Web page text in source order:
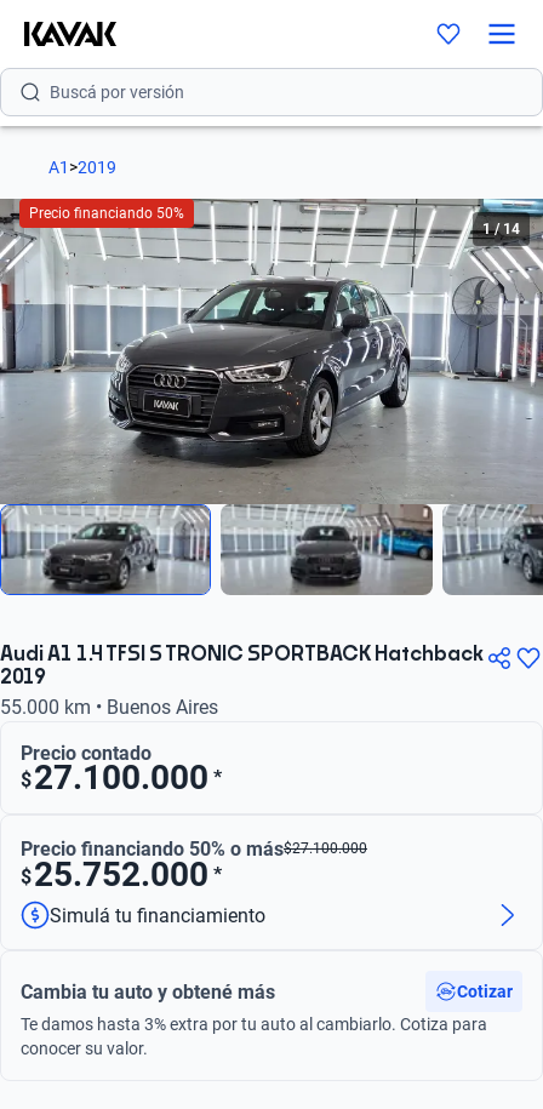
Buscá por modelo
Buscá por versión
Buscá por marca
Buscá por modelo
Buscá por versión
Buscá por año
A1 >2019
Precio financiando 50%
1/ 14
Audi A1 1.4 TFSI S TRONIC SPORTBACK Hatchback
2019
55.000 km • Buenos Aires
Precio contado
$27.100.000 *
Precio financiando 50% o más$27.100.000
$25.752.000 *
Simulá tu financiamiento
Cambia tu auto y obtené más
Cotizar
Te damos hasta 3% extra por tu auto al cambiarlo. Cotiza para
conocer su valor.